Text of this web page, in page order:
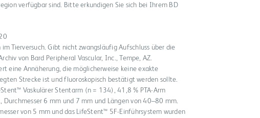
verfügbar sind. Bitte erkundigen Sie sich bei Ihrem BD
Tierversuch. Gibt nicht zwangsläufig Aufschluss über die
von Bard Peripheral Vascular, Inc., Tempe, AZ.
eine Annäherung, die möglicherweise keine exakte
Strecke ist und fluoroskopisch bestätigt werden sollte.
Vaskulärer Stentarm (n = 134), 41,8 % PTA-Arm
6 mm und 7 mm und Längen von 40–80 mm.
von 5 mm und das LifeStent™ 5F-Einführsystem wurden